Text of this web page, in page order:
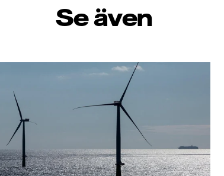
Se även